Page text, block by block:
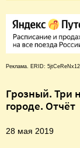
Реклама. ERID:
Грозный. Три
городе. Отчёт
28 мая 2019